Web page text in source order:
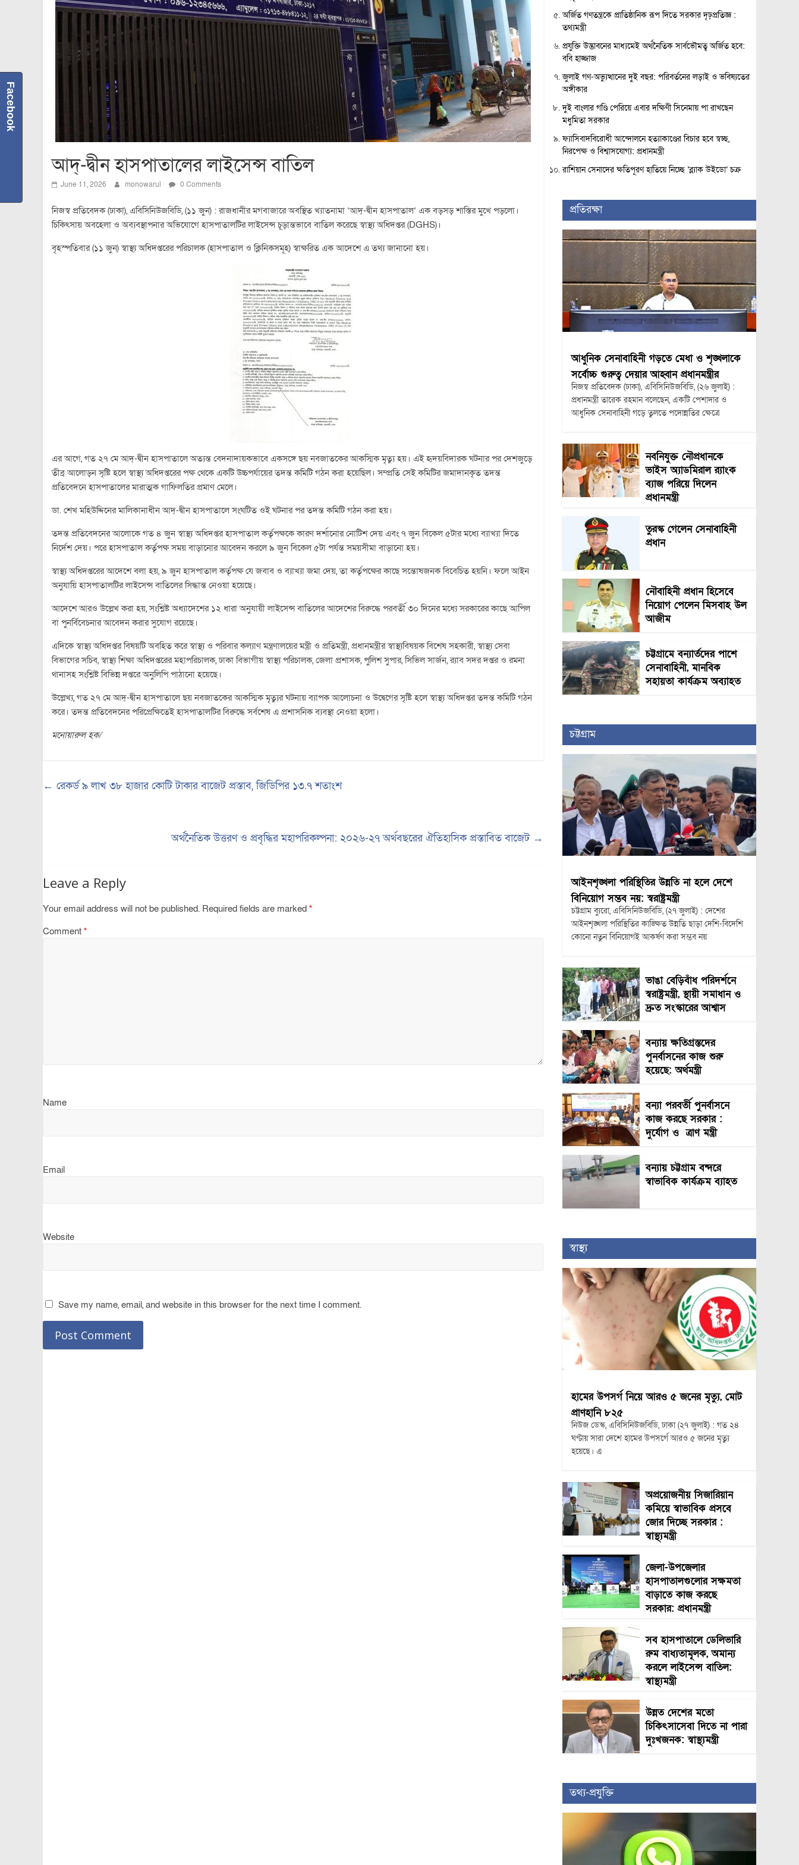
আদ্-দ্বীন হাসপাতালের লাইসেন্স বাতিল
June 11, 2026 monowarul 0 Comments
নিজস্ব প্রতিবেদক (ঢাকা), এবিসিনিউজবিডি, (১১ জুন) : রাজধানীর মগবাজারে অবস্থিত খ্যাতনামা ‘আদ্-দ্বীন হাসপাতাল’ এক বড়সড় শাস্তির মুখে পড়লো।
চিকিৎসায় অবহেলা ও অব্যবস্থাপনার অভিযোগে হাসপাতালটির লাইসেন্স চূড়ান্তভাবে বাতিল করেছে স্বাস্থ্য অধিদপ্তর (DGHS)।
বৃহস্পতিবার (১১ জুন) স্বাস্থ্য অধিদপ্তরের পরিচালক (হাসপাতাল ও ক্লিনিকসমূহ) স্বাক্ষরিত এক আদেশে এ তথ্য জানানো হয়।
এর আগে, গত ২৭ মে আদ্-দ্বীন হাসপাতালে অত্যন্ত বেদনাদায়কভাবে একসঙ্গে ছয় নবজাতকের আকস্মিক মৃত্যু হয়। এই হৃদয়বিদারক ঘটনার পর দেশজুড়ে
তীব্র আলোড়ন সৃষ্টি হলে স্বাস্থ্য অধিদপ্তরের পক্ষ থেকে একটি উচ্চপর্যায়ের তদন্ত কমিটি গঠন করা হয়েছিল। সম্প্রতি সেই কমিটির জমাদানকৃত তদন্ত
প্রতিবেদনে হাসপাতালের মারাত্মক গাফিলতির প্রমাণ মেলে।
ডা. শেখ মহিউদ্দিনের মালিকানাধীন আদ্-দ্বীন হাসপাতালে সংঘটিত ওই ঘটনার পর তদন্ত কমিটি গঠন করা হয়।
তদন্ত প্রতিবেদনের আলোকে গত ৪ জুন স্বাস্থ্য অধিদপ্তর হাসপাতাল কর্তৃপক্ষকে কারণ দর্শানোর নোটিশ দেয় এবং ৭ জুন বিকেল ৫টার মধ্যে ব্যাখ্যা দিতে
নির্দেশ দেয়। পরে হাসপাতাল কর্তৃপক্ষ সময় বাড়ানোর আবেদন করলে ৯ জুন বিকেল ৫টা পর্যন্ত সময়সীমা বাড়ানো হয়।
স্বাস্থ্য অধিদপ্তরের আদেশে বলা হয়, ৯ জুন হাসপাতাল কর্তৃপক্ষ যে জবাব ও ব্যাখ্যা জমা দেয়, তা কর্তৃপক্ষের কাছে সন্তোষজনক বিবেচিত হয়নি। ফলে আইন
অনুযায়ি হাসপাতালটির লাইসেন্স বাতিলের সিদ্ধান্ত নেওয়া হয়েছে।
আদেশে আরও উল্লেখ করা হয়, সংশ্লিষ্ট অধ্যাদেশের ১২ ধারা অনুযায়ী লাইসেন্স বাতিলের আদেশের বিরুদ্ধে পরবর্তী ৩০ দিনের মধ্যে সরকারের কাছে আপিল
বা পুনর্বিবেচনার আবেদন করার সুযোগ রয়েছে।
এদিকে স্বাস্থ্য অধিদপ্তর বিষয়টি অবহিত করে স্বাস্থ্য ও পরিবার কল্যাণ মন্ত্রণালয়ের মন্ত্রী ও প্রতিমন্ত্রী, প্রধানমন্ত্রীর স্বাস্থ্যবিষয়ক বিশেষ সহকারী, স্বাস্থ্য সেবা
বিভাগের সচিব, স্বাস্থ্য শিক্ষা অধিদপ্তরের মহাপরিচালক, ঢাকা বিভাগীয় স্বাস্থ্য পরিচালক, জেলা প্রশাসক, পুলিশ সুপার, সিভিল সার্জন, র‍্যাব সদর দপ্তর ও রমনা
থানাসহ সংশ্লিষ্ট বিভিন্ন দপ্তরে অনুলিপি পাঠানো হয়েছে।
উল্লেখ্য, গত ২৭ মে আদ্-দ্বীন হাসপাতালে ছয় নবজাতকের আকস্মিক মৃত্যুর ঘটনায় ব্যাপক আলোচনা ও উদ্বেগের সৃষ্টি হলে স্বাস্থ্য অধিদপ্তর তদন্ত কমিটি গঠন
করে। তদন্ত প্রতিবেদনের পরিপ্রেক্ষিতেই হাসপাতালটির বিরুদ্ধে সর্বশেষ এ প্রশাসনিক ব্যবস্থা নেওয়া হলো।
মনোয়ারুল হক/
← রেকর্ড ৯ লাখ ৩৮ হাজার কোটি টাকার বাজেট প্রস্তাব, জিডিপির ১৩.৭ শতাংশ
অর্থনৈতিক উত্তরণ ও প্রবৃদ্ধির মহাপরিকল্পনা: ২০২৬-২৭ অর্থবছরের ঐতিহাসিক প্রস্তাবিত বাজেট →
Leave a Reply
Your email address will not be published. Required fields are marked *
Comment *
Name
Email
Website
Save my name, email, and website in this browser for the next time I comment.
অর্জিত গণতন্ত্রকে প্রাতিষ্ঠানিক রূপ দিতে সরকার দৃঢ়প্রতিজ্ঞ :
তথ্যমন্ত্রী
প্রযুক্তি উদ্ভাবনের মাধ্যমেই অর্থনৈতিক সার্বভৌমত্ব অর্জিত হবে:
ববি হাজ্জাজ
জুলাই গণ-অভ্যুত্থানের দুই বছর: পরিবর্তনের লড়াই ও ভবিষ্যতের
অঙ্গীকার
দুই বাংলার গণ্ডি পেরিয়ে এবার দক্ষিণী সিনেমায় পা রাখছেন
মধুমিতা সরকার
ফ্যাসিবাদবিরোধী আন্দোলনে হত্যাকাণ্ডের বিচার হবে স্বচ্ছ,
নিরপেক্ষ ও বিশ্বাসযোগ্য: প্রধানমন্ত্রী
রাশিয়ান সেনাদের ক্ষতিপূরণ হাতিয়ে নিচ্ছে ‘ব্ল্যাক উইডো’ চক্র
প্রতিরক্ষা
আধুনিক সেনাবাহিনী গড়তে মেধা ও শৃঙ্খলাকে
সর্বোচ্চ গুরুত্ব দেয়ার আহ্বান প্রধানমন্ত্রীর
নিজস্ব প্রতিবেদক (ঢাকা), এবিসিনিউজবিডি, (২৬ জুলাই) :
প্রধানমন্ত্রী তারেক রহমান বলেছেন, একটি পেশাদার ও
আধুনিক সেনাবাহিনী গড়ে তুলতে পদোন্নতির ক্ষেত্রে
নবনিযুক্ত নৌপ্রধানকে
ভাইস অ্যাডমিরাল র‍্যাংক
ব্যাজ পরিয়ে দিলেন
প্রধানমন্ত্রী
তুরস্ক গেলেন সেনাবাহিনী
প্রধান
নৌবাহিনী প্রধান হিসেবে
নিয়োগ পেলেন মিসবাহ উল
আজীম
চট্টগ্রামে বন্যার্তদের পাশে
সেনাবাহিনী, মানবিক
সহায়তা কার্যক্রম অব্যাহত
চট্টগ্রাম
আইনশৃঙ্খলা পরিস্থিতির উন্নতি না হলে দেশে
বিনিয়োগ সম্ভব নয়: স্বরাষ্ট্রমন্ত্রী
চট্টগ্রাম ব্যুরো, এবিসিনিউজবিডি, (২৭ জুলাই) : দেশের
আইনশৃঙ্খলা পরিস্থিতির কাঙ্ক্ষিত উন্নতি ছাড়া দেশি-বিদেশি
কোনো নতুন বিনিয়োগই আকর্ষণ করা সম্ভব নয়
ভাঙা বেড়িবাঁধ পরিদর্শনে
স্বরাষ্ট্রমন্ত্রী, স্থায়ী সমাধান ও
দ্রুত সংস্কারের আশ্বাস
বন্যায় ক্ষতিগ্রস্তদের
পুনর্বাসনের কাজ শুরু
হয়েছে: অর্থমন্ত্রী
বন্যা পরবর্তী পুনর্বাসনে
কাজ করছে সরকার :
দুর্যোগ ও ত্রাণ মন্ত্রী
বন্যায় চট্টগ্রাম বন্দরে
স্বাভাবিক কার্যক্রম ব্যাহত
স্বাস্থ্য
হামের উপসর্গ নিয়ে আরও ৫ জনের মৃত্যু, মোট
প্রাণহানি ৮২৫
নিউজ ডেস্ক, এবিসিনিউজবিডি, ঢাকা (২৭ জুলাই) : গত ২৪
ঘণ্টায় সারা দেশে হামের উপসর্গে আরও ৫ জনের মৃত্যু
হয়েছে। এ
অপ্রয়োজনীয় সিজারিয়ান
কমিয়ে স্বাভাবিক প্রসবে
জোর দিচ্ছে সরকার :
স্বাস্থ্যমন্ত্রী
জেলা-উপজেলার
হাসপাতালগুলোর সক্ষমতা
বাড়াতে কাজ করছে
সরকার: প্রধানমন্ত্রী
সব হাসপাতালে ডেলিভারি
রুম বাধ্যতামূলক, অমান্য
করলে লাইসেন্স বাতিল:
স্বাস্থ্যমন্ত্রী
উন্নত দেশের মতো
চিকিৎসাসেবা দিতে না পারা
দুঃখজনক: স্বাস্থ্যমন্ত্রী
তথ্য-প্রযুক্তি
Facebook